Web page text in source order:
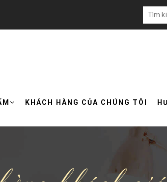
KHÁCH HÀNG CỦA CHÚNG TÔI